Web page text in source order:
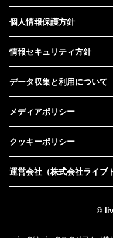
個人情報保護方針
情報セキュリティ方針
データ収集と利用について
メディアポリシー
クッキーポリシー
運営会社（株式会社ライブ
©